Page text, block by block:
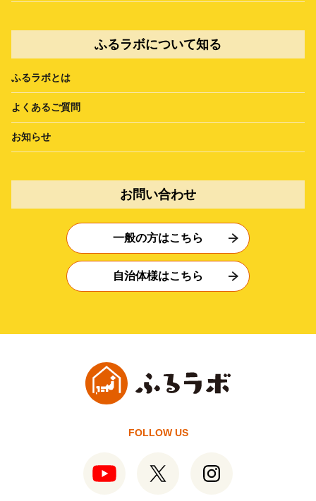
ふるラボについて知る
ふるラボとは
よくあるご質問
お知らせ
お問い合わせ
一般の方はこちら
自治体様はこちら
FOLLOW US